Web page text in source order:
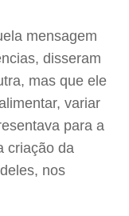
mensagem
disseram
mas que ele
variar
para a
criação da
nos